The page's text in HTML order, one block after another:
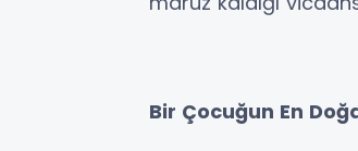
Bir Çocuğun En